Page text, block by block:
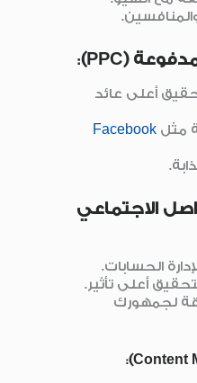
:
أعلى عائد
مثل Facebook
الاجتماعي
الحسابات.
أعلى تأثير.
لجمهورك
: